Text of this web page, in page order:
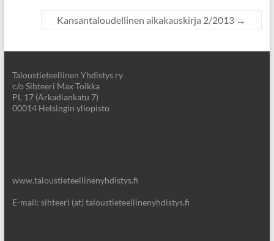
Kansantaloudellinen aikakauskirja 2/2013 →
Taloustieteellinen Yhdistys ry
c/o Sihteeri Max Toikka
PL 17 (Arkadiankatu 7)
00014 Helsingin yliopisto
www.taloustieteellinenyhdistys.fi
E-mail: sihteeri (at) taloustieteellinenyhdistys.fi